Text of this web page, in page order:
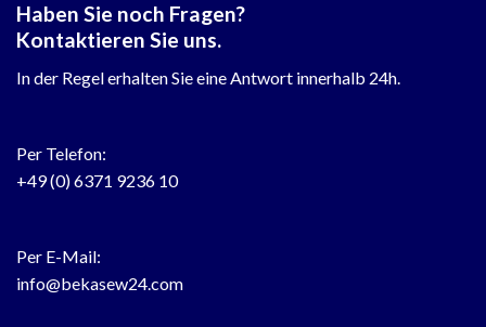
Haben Sie noch Fragen?
Kontaktieren Sie uns.
In der Regel erhalten Sie eine Antwort innerhalb 24h.
Per Telefon:
+49 (0) 6371 9236 10
Per E-Mail:
info@bekasew24.com